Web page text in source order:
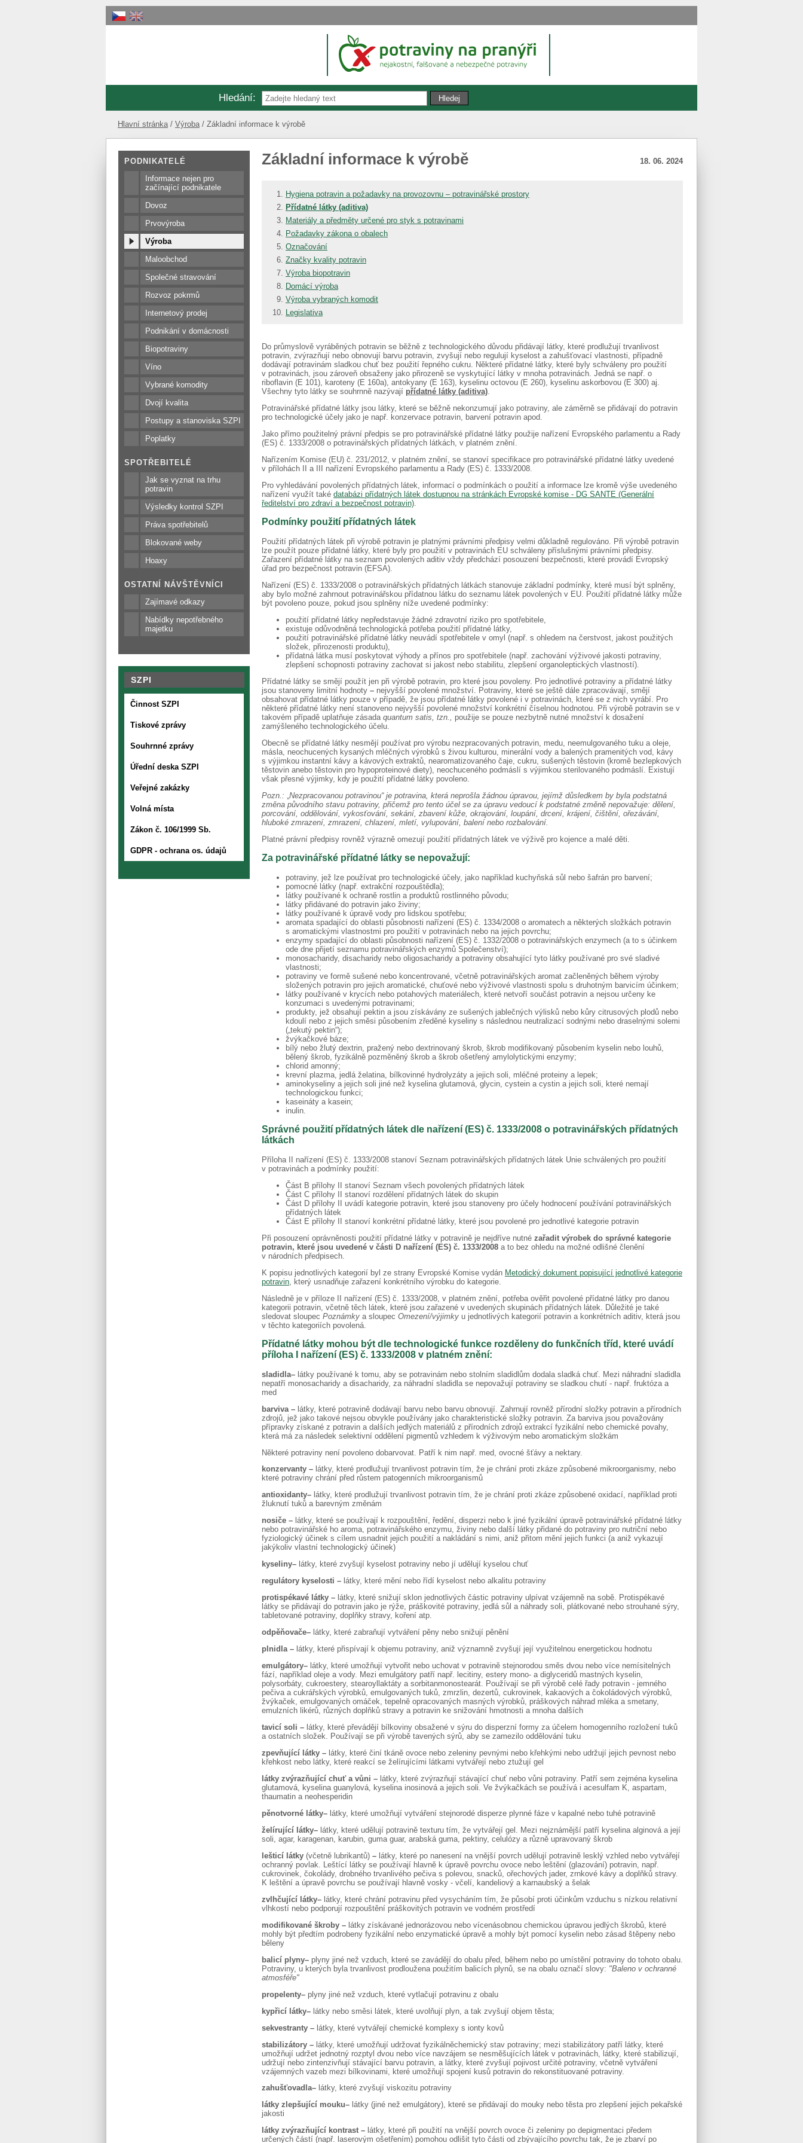
Hledání:
Hlavní stránka Výroba Základní informace k výrobě
PODNIKATELÉ
Informace nejen pro
začínající podnikatele
Dovoz
Prvovýroba
Výroba
Maloobchod
Společné stravování
Rozvoz pokrmů
Internetový prodej
Podnikání v domácnosti
Biopotraviny
Víno
Vybrané komodity
Dvojí kvalita
Postupy a stanoviska SZPI
Poplatky
SPOTŘEBITELÉ
Jak se vyznat na trhu
potravin
Výsledky kontrol SZPI
Práva spotřebitelů
Blokované weby
Hoaxy
OSTATNÍ NÁVŠTĚVNÍCI
Zajímavé odkazy
Nabídky nepotřebného
majetku
SZPI
Činnost SZPI
Tiskové zprávy
Souhrnné zprávy
Úřední deska SZPI
Veřejné zakázky
Volná místa
Zákon č. 106/1999 Sb.
GDPR - ochrana os. údajů
Základní informace k výrobě 18. 06. 2024
Hygiena potravin a požadavky na provozovnu – potravinářské prostory
Přídatné látky (aditiva)
Materiály a předměty určené pro styk s potravinami
Požadavky zákona o obalech
Označování
Značky kvality potravin
Výroba biopotravin
Domácí výroba
Výroba vybraných komodit
Legislativa
Do průmyslově vyráběných potravin se běžně z technologického důvodu přidávají látky, které prodlužují trvanlivost
potravin, zvýrazňují nebo obnovují barvu potravin, zvyšují nebo regulují kyselost a zahušťovací vlastnosti, případně
dodávají potravinám sladkou chuť bez použití řepného cukru. Některé přídatné látky, které byly schváleny pro použití
v potravinách, jsou zároveň obsaženy jako přirozeně se vyskytující látky v mnoha potravinách. Jedná se např. o
riboflavin (E 101), karoteny (E 160a), antokyany (E 163), kyselinu octovou (E 260), kyselinu askorbovou (E 300) aj.
Všechny tyto látky se souhrnně nazývají přídatné látky (aditiva)
Potravinářské přídatné látky jsou látky, které se běžně nekonzumují jako potraviny, ale záměrně se přidávají do potravin
pro technologické účely jako je např. konzervace potravin, barvení potravin apod.
Jako přímo použitelný právní předpis se pro potravinářské přídatné látky použije nařízení Evropského parlamentu a Rady
(ES) č. 1333/2008 o potravinářských přídatných látkách, v platném znění.
Nařízením Komise (EU) č. 231/2012, v platném znění, se stanoví specifikace pro potravinářské přídatné látky uvedené
v přílohách II a III nařízení Evropského parlamentu a Rady (ES) č. 1333/2008.
Pro vyhledávání povolených přídatných látek, informací o podmínkách o použití a informace lze kromě výše uvedeného
nařízení využít také databázi přídatných látek dostupnou na stránkách Evropské komise - DG SANTE (Generální
ředitelství pro zdraví a bezpečnost potravin)
Podmínky použití přídatných látek
Použití přídatných látek při výrobě potravin je platnými právními předpisy velmi důkladně regulováno. Při výrobě potravin
lze použít pouze přídatné látky, které byly pro použití v potravinách EU schváleny příslušnými právními předpisy.
Zařazení přídatné látky na seznam povolených aditiv vždy předchází posouzení bezpečnosti, které provádí Evropský
úřad pro bezpečnost potravin (EFSA).
Nařízení (ES) č. 1333/2008 o potravinářských přídatných látkách stanovuje základní podmínky, které musí být splněny,
aby bylo možné zahrnout potravinářskou přídatnou látku do seznamu látek povolených v EU. Použití přídatné látky může
být povoleno pouze, pokud jsou splněny níže uvedené podmínky:
použití přídatné látky nepředstavuje žádné zdravotní riziko pro spotřebitele,
existuje odůvodněná technologická potřeba použití přídatné látky,
použití potravinářské přídatné látky neuvádí spotřebitele v omyl (např. s ohledem na čerstvost, jakost použitých
složek, přirozenosti produktu),
přídatná látka musí poskytovat výhody a přínos pro spotřebitele (např. zachování výživové jakosti potraviny,
zlepšení schopnosti potraviny zachovat si jakost nebo stabilitu, zlepšení organoleptických vlastností).
Přídatné látky se smějí použít jen při výrobě potravin, pro které jsou povoleny. Pro jednotlivé potraviny a přídatné látky
jsou stanoveny limitní hodnoty – nejvyšší povolené množství. Potraviny, které se ještě dále zpracovávají, smějí
obsahovat přídatné látky pouze v případě, že jsou přídatné látky povolené i v potravinách, které se z nich vyrábí. Pro
některé přídatné látky není stanoveno nejvyšší povolené množství konkrétní číselnou hodnotou. Při výrobě potravin se v
takovém případě uplatňuje zásada quantum satis, tzn.,
použije se pouze nezbytně nutné množství k dosažení
zamýšleného technologického účelu.
Obecně se přídatné látky nesmějí používat pro výrobu nezpracovaných potravin, medu, neemulgovaného tuku a oleje,
másla, neochucených kysaných mléčných výrobků s živou kulturou, minerální vody a balených pramenitých vod, kávy
s výjimkou instantní kávy a kávových extraktů, nearomatizovaného čaje, cukru, sušených těstovin (kromě bezlepkových
těstovin anebo těstovin pro hypoproteinové diety), neochuceného podmáslí s výjimkou sterilovaného podmáslí. Existují
však přesné výjimky, kdy je použití přídatné látky povoleno.
Pozn.: Nezpracovanou potravinou“ je potravina, která neprošla žádnou úpravou, jejímž důsledkem by byla podstatná
změna původního stavu potraviny, přičemž pro tento účel se za úpravu vedoucí k podstatné změně nepovažuje: dělení,
porcování, oddělování, vykosťování, sekání, zbavení kůže, okrajování, loupání, drcení, krájení, čištění, ořezávání,
hluboké zmrazení, zmrazení, chlazení, mletí, vylupování, balení nebo rozbalování.
Platné právní předpisy rovněž výrazně omezují použití přídatných látek ve výživě pro kojence a malé děti.
Za potravinářské přídatné látky se nepovažují:
potraviny, jež lze používat pro technologické účely, jako například kuchyňská sůl nebo šafrán pro barvení;
pomocné látky (např. extrakční rozpouštědla);
látky používané k ochraně rostlin a produktů rostlinného původu;
látky přidávané do potravin jako živiny;
látky používané k úpravě vody pro lidskou spotřebu;
aromata spadající do oblasti působnosti nařízení (ES) č. 1334/2008 o aromatech a některých složkách potravin
s aromatickými vlastnostmi pro použití v potravinách nebo na jejich povrchu;
enzymy spadající do oblasti působnosti nařízení (ES) č. 1332/2008 o potravinářských enzymech (a to s účinkem
ode dne přijetí seznamu potravinářských enzymů Společenství);
monosacharidy, disacharidy nebo oligosacharidy a potraviny obsahující tyto látky používané pro své sladivé
vlastnosti;
potraviny ve formě sušené nebo koncentrované, včetně potravinářských aromat začleněných během výroby
složených potravin pro jejich aromatické, chuťové nebo výživové vlastnosti spolu s druhotným barvicím účinkem;
látky používané v krycích nebo potahových materiálech, které netvoří součást potravin a nejsou určeny ke
konzumaci s uvedenými potravinami;
produkty, jež obsahují pektin a jsou získávány ze sušených jablečných výlisků nebo kůry citrusových plodů nebo
kdoulí nebo z jejich směsi působením zředěné kyseliny s následnou neutralizací sodnými nebo draselnými solemi
(„tekutý pektin“);
žvýkačkové báze;
bílý nebo žlutý dextrin, pražený nebo dextrinovaný škrob, škrob modifikovaný působením kyselin nebo louhů,
bělený škrob, fyzikálně pozměněný škrob a škrob ošetřený amylolytickými enzymy;
chlorid amonný;
krevní plazma, jedlá želatina, bílkovinné hydrolyzáty a jejich soli, mléčné proteiny a lepek;
aminokyseliny a jejich soli jiné než kyselina glutamová, glycin, cystein a cystin a jejich soli, které nemají
technologickou funkci;
kaseináty a kasein;
inulin.
Správné použití přídatných látek dle nařízení (ES) č. 1333/2008 o potravinářských přídatných
látkách
Příloha II nařízení (ES) č. 1333/2008 stanoví Seznam potravinářských přídatných látek Unie schválených pro použití
v potravinách a podmínky použití:
Část B přílohy II stanoví Seznam všech povolených přídatných látek
Část C přílohy II stanoví rozdělení přídatných látek do skupin
Část D přílohy II uvádí kategorie potravin, které jsou stanoveny pro účely hodnocení používání potravinářských
přídatných látek
Část E přílohy II stanoví konkrétní přídatné látky, které jsou povolené pro jednotlivé kategorie potravin
Při posouzení oprávněnosti použití přídatné látky v potravině je nejdříve nutné zařadit výrobek do správné kategorie
potravin, které jsou uvedené v části D nařízení (ES) č. 1333/2008 a to bez ohledu na možné odlišné členění
v národních předpisech.
K popisu jednotlivých kategorií byl ze strany Evropské Komise vydán Metodický dokument popisující jednotlivé kategorie
potravin , který usnadňuje zařazení konkrétního výrobku do kategorie.
Následně je v příloze II nařízení (ES) č. 1333/2008, v platném znění, potřeba ověřit povolené přídatné látky pro danou
kategorii potravin, včetně těch látek, které jsou zařazené v uvedených skupinách přídatných látek. Důležité je také
sledovat sloupec Poznámky a sloupec Omezení/výjimky u jednotlivých kategorií potravin a konkrétních aditiv, která jsou
v těchto kategoriích povolená.
Přídatné látky mohou být dle technologické funkce rozděleny do funkčních tříd, které uvádí
příloha I nařízení (ES) č. 1333/2008 v platném znění:
sladidla– látky používané k tomu, aby se potravinám nebo stolním sladidlům dodala sladká chuť. Mezi náhradní sladidla
nepatří monosacharidy a disacharidy, za náhradní sladidla se nepovažují potraviny se sladkou chutí - např. fruktóza a
med
barviva – látky, které potravině dodávají barvu nebo barvu obnovují. Zahrnují rovněž přírodní složky potravin a přírodních
zdrojů, jež jako takové nejsou obvykle používány jako charakteristické složky potravin. Za barviva jsou považovány
přípravky získané z potravin a dalších jedlých materiálů z přírodních zdrojů extrakcí fyzikální nebo chemické povahy,
která má za následek selektivní oddělení pigmentů vzhledem k výživovým nebo aromatickým složkám
Některé potraviny není povoleno dobarvovat. Patří k nim např. med, ovocné šťávy a nektary.
konzervanty – látky, které prodlužují trvanlivost potravin tím, že je chrání proti zkáze způsobené mikroorganismy, nebo
které potraviny chrání před růstem patogenních mikroorganismů
antioxidanty– látky, které prodlužují trvanlivost potravin tím, že je chrání proti zkáze způsobené oxidací, například proti
žluknutí tuků a barevným změnám
nosiče – látky, které se používají k rozpouštění, ředění, disperzi nebo k jiné fyzikální úpravě potravinářské přídatné látky
nebo potravinářské ho aroma, potravinářského enzymu, živiny nebo další látky přidané do potraviny pro nutriční nebo
fyziologický účinek s cílem usnadnit jejich použití a nakládání s nimi, aniž přitom mění jejich funkci (a aniž vykazují
jakýkoliv vlastní technologický účinek)
kyseliny– látky, které zvyšují kyselost potraviny nebo jí udělují kyselou chuť
regulátory kyselosti – látky, které mění nebo řídí kyselost nebo alkalitu potraviny
protispékavé látky – látky, které snižují sklon jednotlivých částic potraviny ulpívat vzájemně na sobě. Protispékavé
látky se přidávají do potravin jako je rýže, práškovité potraviny, jedlá sůl a náhrady soli, plátkované nebo strouhané sýry,
tabletované potraviny, doplňky stravy, koření atp.
odpěňovače– látky, které zabraňují vytváření pěny nebo snižují pěnění
plnidla – látky, které přispívají k objemu potraviny, aniž významně zvyšují její využitelnou energetickou hodnotu
emulgátory– látky, které umožňují vytvořit nebo uchovat v potravině stejnorodou směs dvou nebo více nemísitelných
fází, například oleje a vody. Mezi emulgátory patří např. lecitiny, estery mono- a diglyceridů mastných kyselin,
polysorbáty, cukroestery, stearoyllaktáty a sorbitanmonostearát. Používají se při výrobě celé řady potravin - jemného
pečiva a cukrářských výrobků, emulgovaných tuků, zmrzlin, dezertů, cukrovinek, kakaových a čokoládových výrobků,
žvýkaček, emulgovaných omáček, tepelně opracovaných masných výrobků, práškových náhrad mléka a smetany,
emulzních likérů, různých doplňků stravy a potravin ke snižování hmotnosti a mnoha dalších
tavicí soli – látky, které převádějí bílkoviny obsažené v sýru do disperzní formy za účelem homogenního rozložení tuků
a ostatních složek. Používají se při výrobě tavených sýrů, aby se zamezilo oddělování tuku
zpevňující látky – látky, které činí tkáně ovoce nebo zeleniny pevnými nebo křehkými nebo udržují jejich pevnost nebo
křehkost nebo látky, které reakcí se želírujícími látkami vytvářejí nebo ztužují gel
látky zvýrazňující chuť a vůni – látky, které zvýrazňují stávající chuť nebo vůni potraviny. Patří sem zejména kyselina
glutamová, kyselina guanylová, kyselina inosinová a jejich soli. Ve žvýkačkách se používá i acesulfam K, aspartam,
thaumatin a neohesperidin
pěnotvorné látky– látky, které umožňují vytváření stejnorodé disperze plynné fáze v kapalné nebo tuhé potravině
želírující látky– látky, které udělují potravině texturu tím, že vytvářejí gel. Mezi nejznámější patří kyselina alginová a její
soli, agar, karagenan, karubin, guma guar, arabská guma, pektiny, celulózy a různě upravovaný škrob
lešticí látky (včetně lubrikantů) – látky, které po nanesení na vnější povrch udělují potravině lesklý vzhled nebo vytvářejí
ochranný povlak. Leštící látky se používají hlavně k úpravě povrchu ovoce nebo leštění (glazování) potravin, např.
cukrovinek, čokolády, drobného trvanlivého pečiva s polevou, snacků, ořechových jader, zrnkové kávy a doplňků stravy.
K leštění a úpravě povrchu se používají hlavně vosky - včelí, kandeliový a karnaubský a šelak
zvlhčující látky– látky, které chrání potravinu před vysycháním tím, že působí proti účinkům vzduchu s nízkou relativní
vlhkostí nebo podporují rozpouštění práškovitých potravin ve vodném prostředí
modifikované škroby – látky získávané jednorázovou nebo vícenásobnou chemickou úpravou jedlých škrobů, které
mohly být předtím podrobeny fyzikální nebo enzymatické úpravě a mohly být pomocí kyselin nebo zásad štěpeny nebo
běleny
balicí plyny– plyny jiné než vzduch, které se zavádějí do obalu před, během nebo po umístění potraviny do tohoto obalu.
Potraviny, u kterých byla trvanlivost prodloužena použitím balicích plynů, se na obalu označí slovy: "Baleno v ochranné
atmosféře"
propelenty– plyny jiné než vzduch, které vytlačují potravinu z obalu
kypřicí látky– látky nebo směsi látek, které uvolňují plyn, a tak zvyšují objem těsta;
sekvestranty – látky, které vytvářejí chemické komplexy s ionty kovů
stabilizátory – látky, které umožňují udržovat fyzikálněchemický stav potraviny; mezi stabilizátory patří látky, které
umožňují udržet jednotný rozptyl dvou nebo více navzájem se nesměšujících látek v potravinách, látky, které stabilizují,
udržují nebo zintenzivňují stávající barvu potravin, a látky, které zvyšují pojivost určité potraviny, včetně vytváření
vzájemných vazeb mezi bílkovinami, které umožňují spojení kusů potravin do rekonstituované potraviny.
zahušťovadla– látky, které zvyšují viskozitu potraviny
látky zlepšující mouku– látky (jiné než emulgátory), které se přidávají do mouky nebo těsta pro zlepšení jejich pekařské
jakosti
látky zvýrazňující kontrast – látky, které při použití na vnější povrch ovoce či zeleniny po depigmentaci předem
určených částí (např. laserovým ošetřením) pomohou odlišit tyto části od zbývajícího povrchu tak, že je zbarví po